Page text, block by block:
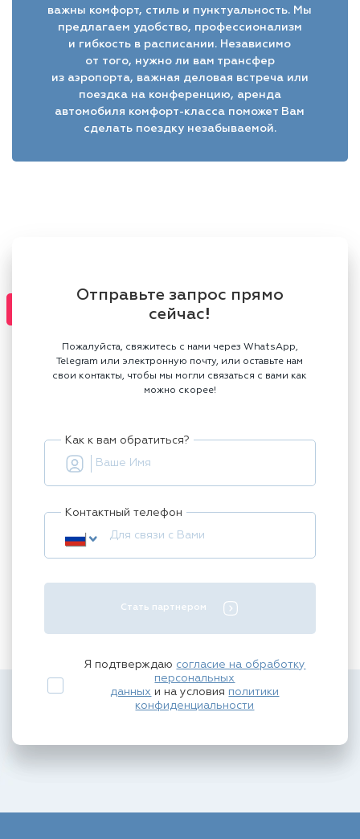
важны комфорт, стиль и пунктуальность. Мы
предлагаем удобство, профессионализм
и гибкость в расписании. Независимо
от того, нужно ли вам трансфер
из аэропорта, важная деловая встреча или
поездка на конференцию, аренда
автомобиля комфорт-класса поможет Вам
сделать поездку незабываемой.
Отправьте запрос прямо
сейчас!
Пожалуйста, свяжитесь с нами через WhatsApp,
Telegram или электронную почту, или оставьте нам
свои контакты, чтобы мы могли связаться с вами как
можно скорее!
Как к вам обратиться?
Контактный телефон
Стать партнером
Я подтверждаю согласие на обработку
персональных
данных и на условия политики
конфиденциальности